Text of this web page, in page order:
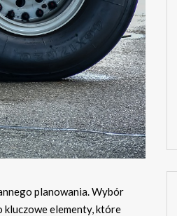
planowania. Wybór
kluczowe elementy, które